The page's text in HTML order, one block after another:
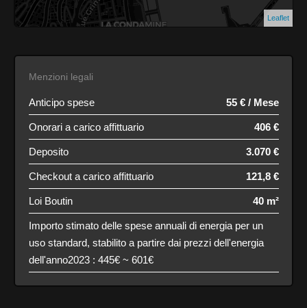
Leaflet
Menzioni legali
Anticipo spese 55 € / Mese
Onorari a carico affittuario 406 €
Deposito 3.070 €
Checkout a carico affittuario 121,8 €
Loi Boutin 40 m²
Importo stimato delle spese annuali di energia per un
uso standard, stabilito a partire dai prezzi dell'energia
dell'anno2023 : 445€ ~ 601€